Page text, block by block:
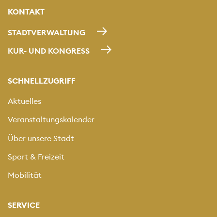
KONTAKT
STADTVERWALTUNG
KUR- UND KONGRESS
SCHNELLZUGRIFF
Aktuelles
Veranstaltungskalender
Über unsere Stadt
Sport & Freizeit
Mobilität
SERVICE